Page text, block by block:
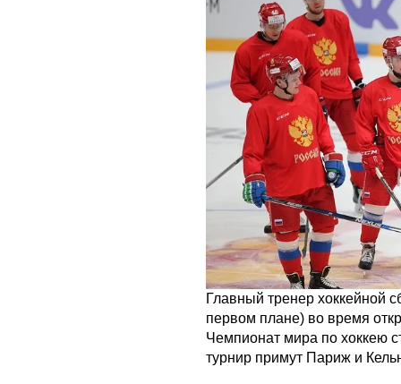
Главный тренер хоккейной
первом плане) во время
Чемпионат мира по хоккею
турнир примут Париж и